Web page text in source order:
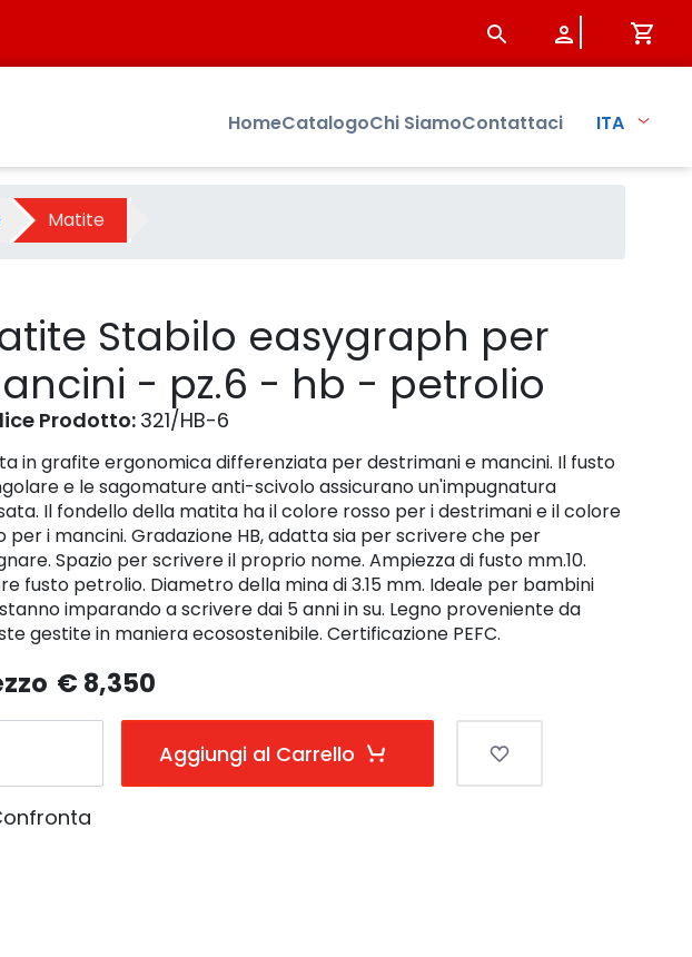
- petrolio - Prodotto - Sistersbo
HomeCatalogoChi SiamoContattaci ITA
Matite
Stabilo easygraph per
- pz.6 - hb - petrolio
Prodotto:321/HB-6
in grafite ergonomica differenziata per destrimani e mancini. Il fusto
e le sagomature anti-scivolo assicurano un'impugnatura
Il fondello della matita ha il colore rosso per i destrimani e il colore
per i mancini. Gradazione HB, adatta sia per scrivere che per
Spazio per scrivere il proprio nome. Ampiezza di fusto mm.10.
fusto petrolio. Diametro della mina di 3.15 mm. Ideale per bambini
imparando a scrivere dai 5 anni in su. Legno proveniente da
gestite in maniera ecosostenibile. Certificazione PEFC.
€ 8,350
Aggiungi al Carrello